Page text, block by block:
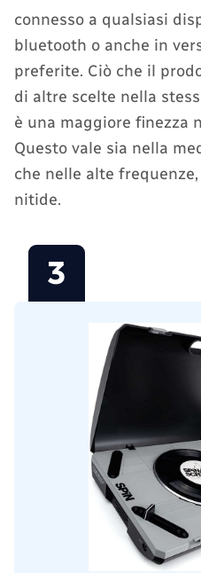
connesso a qualsiasi
bluetooth o anche in
preferite. Ciò che il
di altre scelte nella
è una maggiore finezza
Questo vale sia nella
che nelle alte
nitide.
3